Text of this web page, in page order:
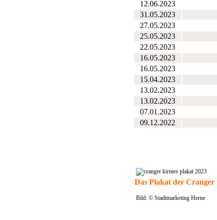
12.06.2023
31.05.2023
27.05.2023
25.05.2023
22.05.2023
16.05.2023
16.05.2023
15.04.2023
13.02.2023
13.02.2023
07.01.2023
09.12.2022
Das Plakat der Cranger
Bild: © Stadtmarketing Herne